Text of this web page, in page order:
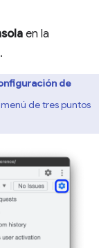
en la
.
de
de tres puntos